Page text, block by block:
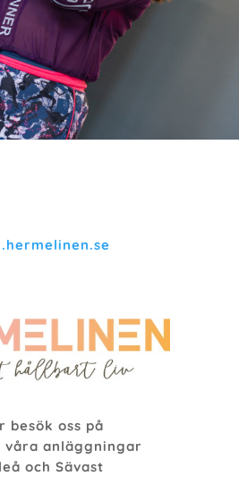
besök oss på
våra anläggningar
och Sävast